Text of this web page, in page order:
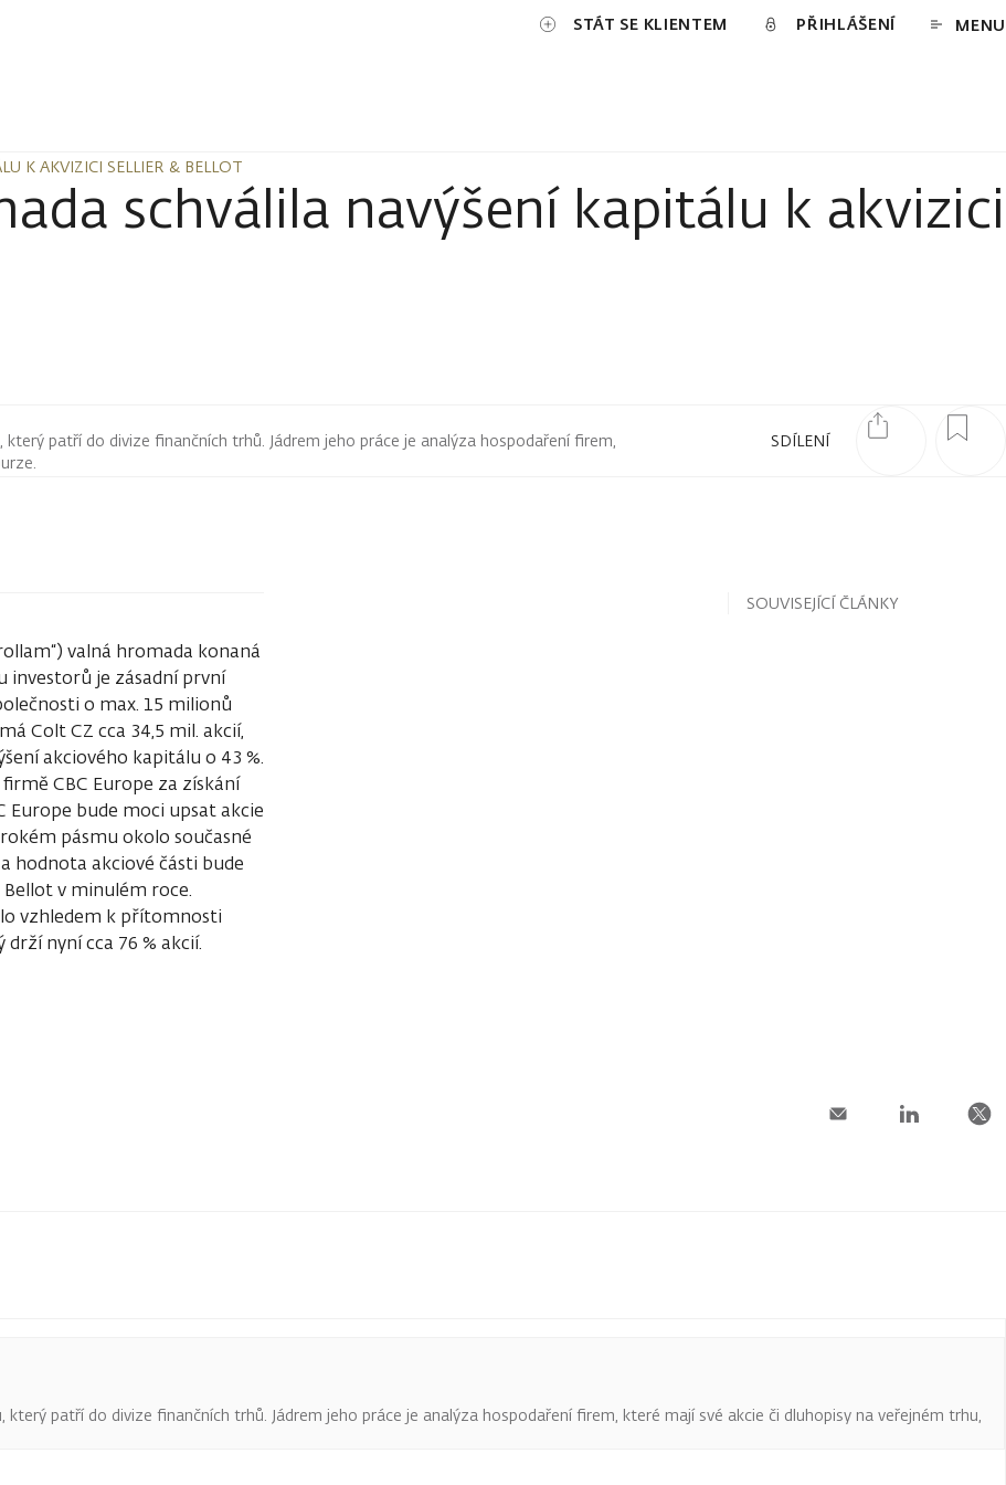
STÁT SE KLIENTEM PŘIHLÁŠENÍ MENU
K AKVIZICI SELLIER & BELLOT
K AKVIZICI SELLIER & BELLOT
schválila navýšení kapitálu k akvizici
SDÍLENÍ
který patří do divize finančních trhů. Jádrem jeho práce je analýza hospodaření firem,
valná hromada konaná
investorů je zásadní první
o max. 15 milionů
Colt CZ cca 34,5 mil. akcií,
akciového kapitálu o 43 %.
CBC Europe za získání
Europe bude moci upsat akcie
pásmu okolo současné
hodnota akciové části bude
v minulém roce.
vzhledem k přítomnosti
nyní cca 76 % akcií.
SOUVISEJÍCÍ ČLÁNKY
který patří do divize finančních trhů. Jádrem jeho práce je analýza hospodaření firem, které mají své akcie či dluhopisy na veřejném trhu,